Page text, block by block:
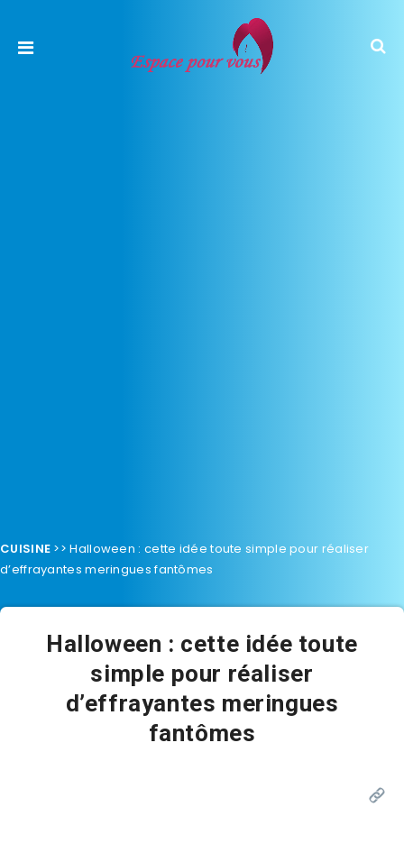
CUISINE >>Halloween : cette idée toute simple pour réaliser
d’effrayantes meringues fantômes
Halloween : cette idée toute
simple pour réaliser
d’effrayantes meringues
fantômes